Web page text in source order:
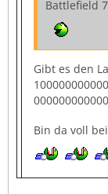
Battlefield
Gibt es den
Bin da voll